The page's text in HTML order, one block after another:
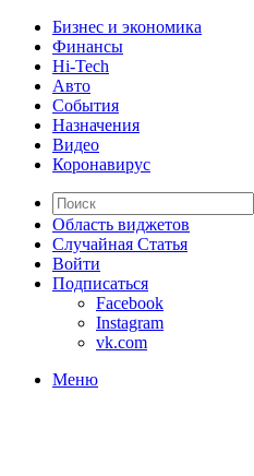
Бизнес и экономика
Финансы
Hi-Tech
Авто
События
Назначения
Видео
Коронавирус
Область виджетов
Случайная Статья
Войти
Подписаться
Facebook
Instagram
vk.com
Меню